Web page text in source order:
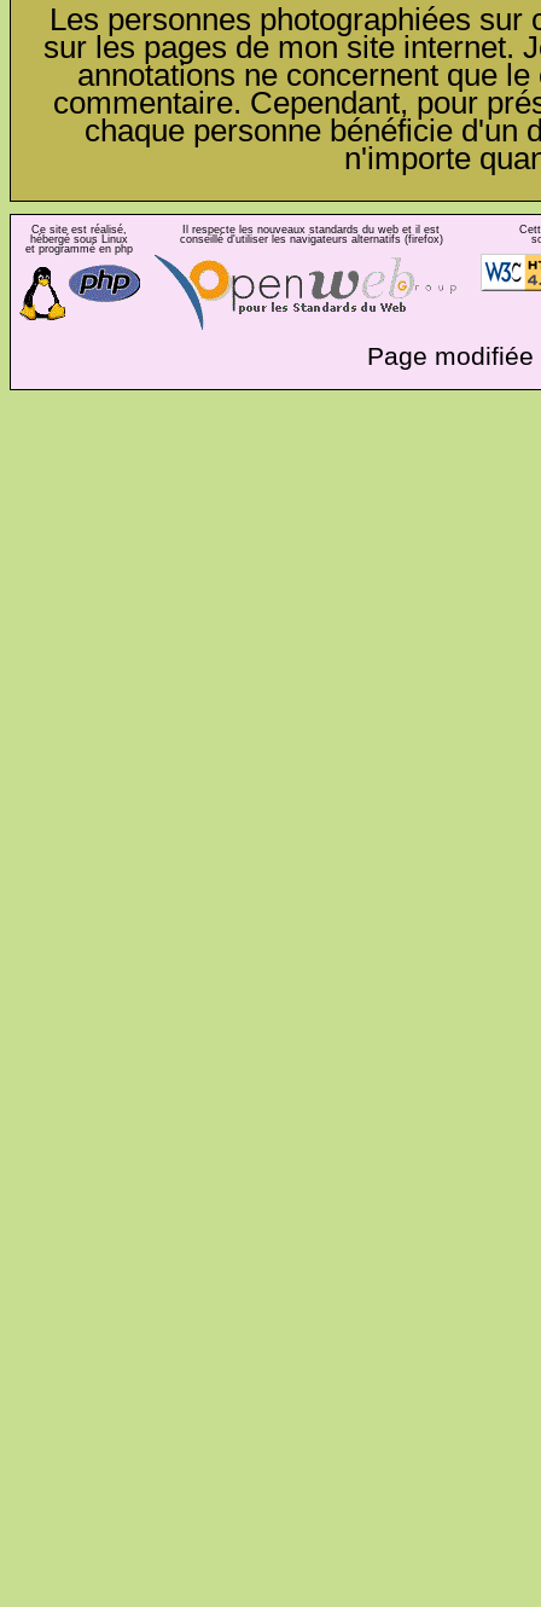
Les personnes photographiées
sur les pages de mon site internet.
annotations ne concernent que
commentaire. Cependant, pour
chaque personne bénéficie d'un
n'importe
Ce site est réalisé,
hébergé sous Linux
et programmé en php
Il respecte les nouveaux standards du web et il est
conseillé d'utiliser les navigateurs alternatifs (firefox)
Page